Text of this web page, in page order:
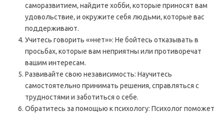
саморазвитием‚ найдите хобби‚ которые приносят вам
удовольствие‚ и окружите себя людьми‚ которые вас
поддерживают.
Учитесь говорить «»нет»»: Не бойтесь отказывать в
просьбах‚ которые вам неприятны или противоречат
вашим интересам.
Развивайте свою независимость: Научитесь
самостоятельно принимать решения‚ справляться с
трудностями и заботиться о себе.
Обратитесь за помощью к психологу: Психолог поможет